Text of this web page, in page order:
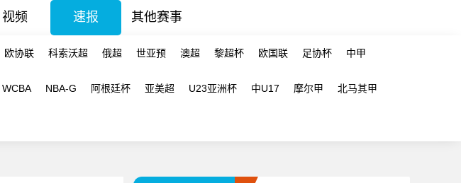
视频 速报 其他赛事
欧协联 科索沃超 俄超 世亚预 澳超 黎超杯 欧国联 足协杯 中甲
WCBA NBA-G 阿根廷杯 亚美超 U23亚洲杯 中U17 摩尔甲 北马其甲